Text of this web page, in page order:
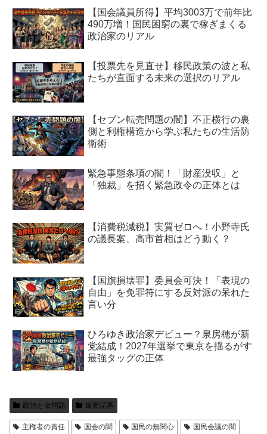
【国会議員所得】平均3003万で前年比
490万増！国民困窮の裏で稼ぎまくる
政治家のリアル
【投票先を見直せ】移民政策の波と私
たちが直面する未来の選択のリアル
【セブン転売問題の闇】不正横行の裏
側と利権構造から学ぶ私たちの生活防
衛術
緊急事態条項の闇！「財産没収」と
「独裁」を招く緊急政令の正体とは
【消費税減税】実質ゼロへ！小野寺氏
の議長案、高市首相はどう動く？
【国旗損壊罪】委員会可決！「表現の
自由」を免罪符にする反対派の呆れた
言い分
ひろゆき政治家デビュー？泉房穂が新
党結成！2027年選挙で東京を揺るがす
最強タッグの正体
政治と金問題 最新記事
主権者の責任 国会の闇 国民の無関心
国民会議の闇